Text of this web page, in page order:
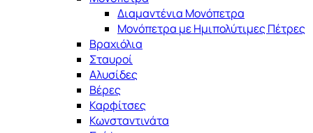
Διαμαντένια Μονόπετρα
Μονόπετρα με Ημιπολύτιμες Πέτρες
Βραχιόλια
Σταυροί
Αλυσίδες
Βέρες
Καρφίτσες
Κωνσταντινάτα